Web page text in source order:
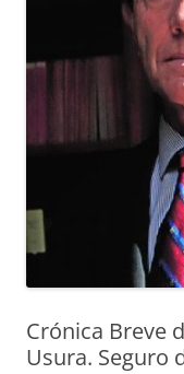
Crónica Breve
Usura. Seguro